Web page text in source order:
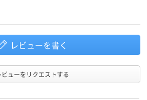
レビューを書く
ビューをリクエストする